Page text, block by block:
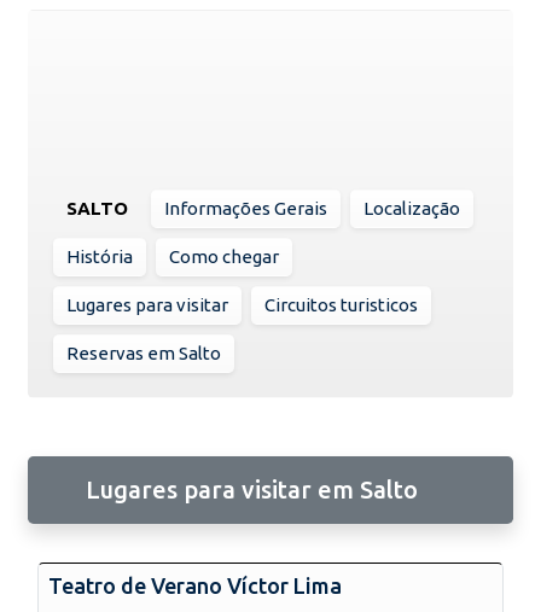
SALTO Informações Gerais Localização
História Como chegar
Lugares para visitar Circuitos turisticos
Reservas em Salto
Lugares para visitar em Salto
Teatro de Verano Víctor Lima